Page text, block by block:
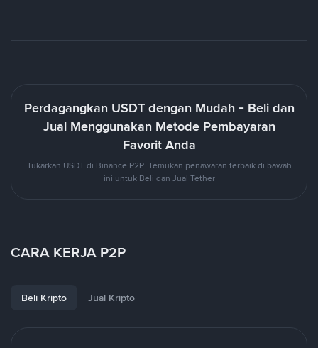
Perdagangkan USDT dengan Mudah - Beli dan
Jual Menggunakan Metode Pembayaran
Favorit Anda
Tukarkan USDT di Binance P2P. Temukan penawaran terbaik di bawah
ini untuk Beli dan Jual Tether
CARA KERJA P2P
Beli Kripto Jual Kripto